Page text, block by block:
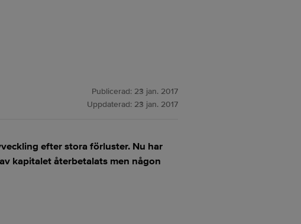
Publicerad: 23 jan. 2017
Uppdaterad: 23 jan. 2017
efter stora förluster. Nu har
kapitalet återbetalats men någon